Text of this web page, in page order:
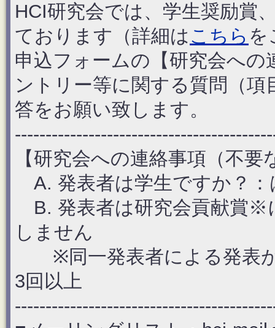
HCI研究会では、学生奨励賞
ております（詳細はこちら を
申込フォームの【研究会へ
ントリー等に関する質問（
答をお願い致します。
【研究会への連絡事項（不
A. 発表者は学生ですか？：
B. 発表者は研究会貢献賞※
しません
※同一発表者による発表が
3回以上